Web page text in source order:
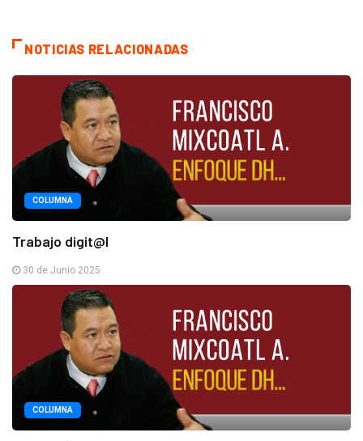
NOTICIAS RELACIONADAS
COLUMNA
Trabajo digit@l
30 de Junio 2025
COLUMNA